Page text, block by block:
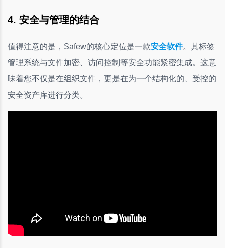
4. 安全与管理的结合
值得注意的是，Safew的核心定位是一款安全软件。其标签
管理系统与文件加密、访问控制等安全功能紧密集成。这意
味着您不仅是在组织文件，更是在为一个结构化的、受控的
安全资产库进行分类。